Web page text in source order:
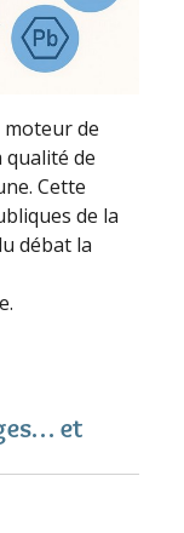
moteur de
de
Cette
de la
débat la
et